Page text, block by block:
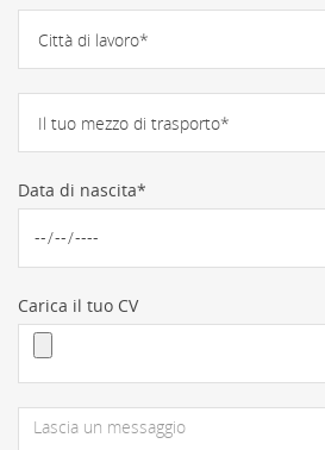
Data di nascita*
Carica il tuo CV